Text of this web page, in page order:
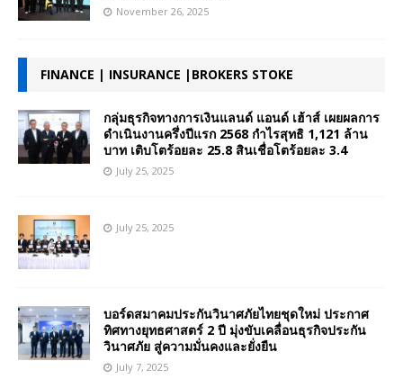
November 26, 2025
FINANCE | INSURANCE |BROKERS STOKE
กลุ่มธุรกิจทางการเงินแลนด์ แอนด์ เฮ้าส์ เผยผลการ
ดำเนินงานครึ่งปีแรก 2568 กำไรสุทธิ 1,121 ล้าน
บาท เติบโตร้อยละ 25.8 สินเชื่อโตร้อยละ 3.4
July 25, 2025
July 25, 2025
บอร์ดสมาคมประกันวินาศภัยไทยชุดใหม่ ประกาศ
ทิศทางยุทธศาสตร์ 2 ปี มุ่งขับเคลื่อนธุรกิจประกัน
วินาศภัย สู่ความมั่นคงและยั่งยืน
July 7, 2025